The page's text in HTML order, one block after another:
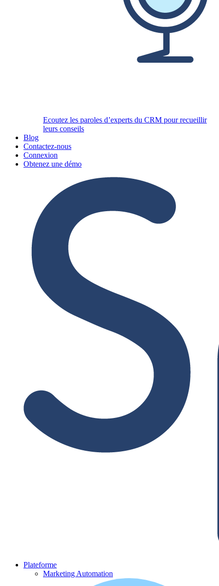
Ecoutez les paroles d’experts du CRM pour recueillir
leurs conseils
Blog
Contactez-nous
Connexion
Obtenez une démo
Plateforme
Marketing Automation